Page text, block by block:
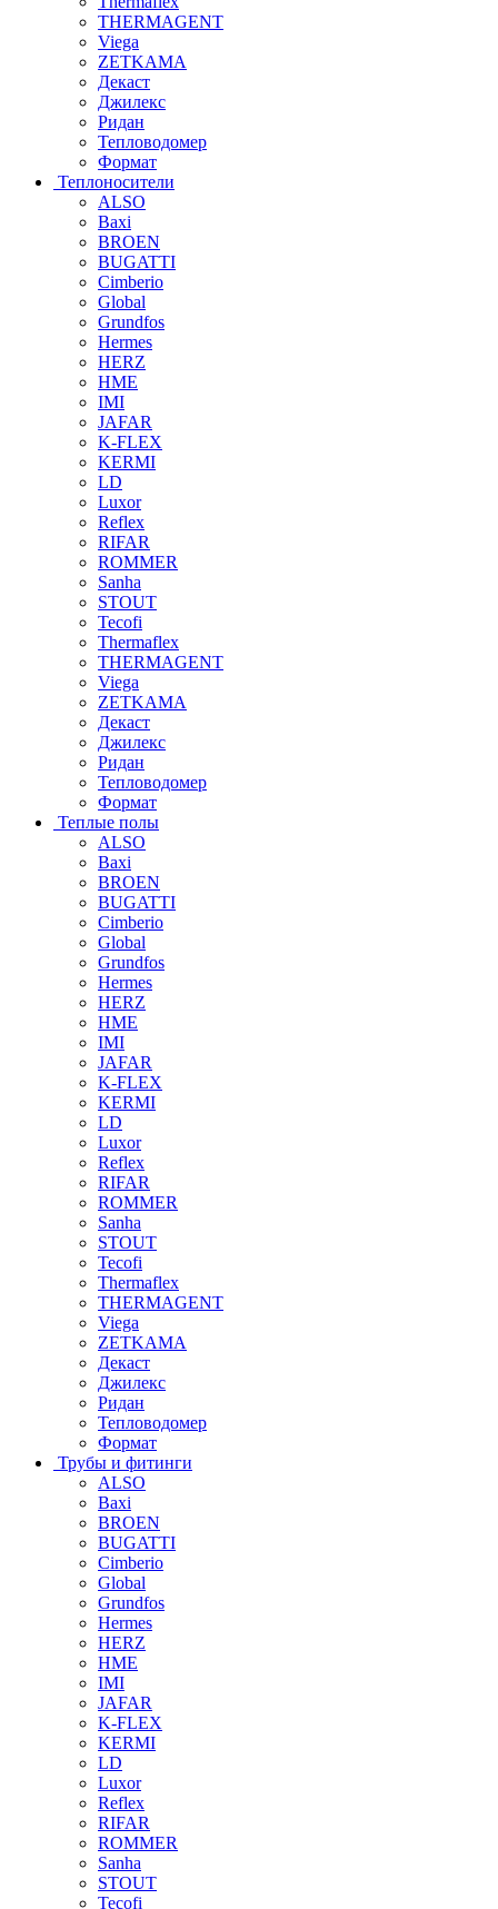
THERMAGENT
Viega
ZETKAMA
Декаст
Джилекс
Ридан
Тепловодомер
Формат
Теплоносители
ALSO
Baxi
BROEN
BUGATTI
Cimberio
Global
Grundfos
Hermes
HERZ
HME
IMI
JAFAR
K-FLEX
KERMI
LD
Luxor
Reflex
RIFAR
ROMMER
Sanha
STOUT
Tecofi
Thermaflex
THERMAGENT
Viega
ZETKAMA
Декаст
Джилекс
Ридан
Тепловодомер
Формат
Теплые полы
ALSO
Baxi
BROEN
BUGATTI
Cimberio
Global
Grundfos
Hermes
HERZ
HME
IMI
JAFAR
K-FLEX
KERMI
LD
Luxor
Reflex
RIFAR
ROMMER
Sanha
STOUT
Tecofi
Thermaflex
THERMAGENT
Viega
ZETKAMA
Декаст
Джилекс
Ридан
Тепловодомер
Формат
Трубы и фитинги
ALSO
Baxi
BROEN
BUGATTI
Cimberio
Global
Grundfos
Hermes
HERZ
HME
IMI
JAFAR
K-FLEX
KERMI
LD
Luxor
Reflex
RIFAR
ROMMER
Sanha
STOUT
Tecofi